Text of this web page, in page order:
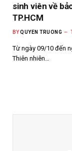
sinh viên về
TP.HCM
BYQUYEN TRUONG
Từ ngày 09/10 đến
Thiên nhiên…